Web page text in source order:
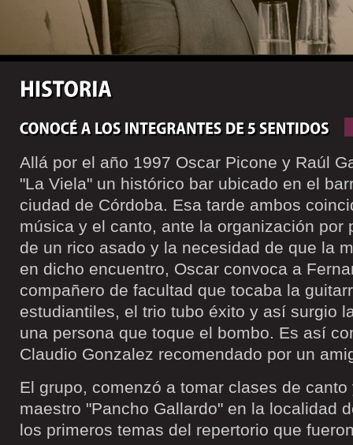
Allá por el año 1997 Oscar Picone y Raúl
"La Viela" un histórico bar ubicado en el
ciudad de Córdoba. Esa tarde ambos
música y el canto, ante la organización por
de un rico asado y la necesidad de que la
en dicho encuentro, Oscar convoca a
compañero de facultad que tocaba la
estudiantiles, el trio tubo éxito y así surgio
una persona que toque el bombo. Es así
Claudio Gonzalez recomendado por un
El grupo, comenzó a tomar clases de
maestro "Pancho Gallardo" en la localidad
los primeros temas del repertorio que